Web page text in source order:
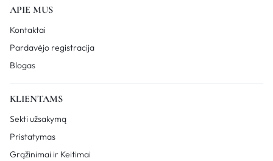
APIE MUS
Kontaktai
Pardavėjo registracija
Blogas
KLIENTAMS
Sekti užsakymą
Pristatymas
Grąžinimai ir Keitimai